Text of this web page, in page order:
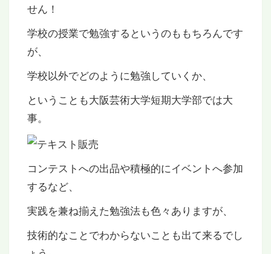
せん！
学校の授業で勉強するというのももちろんです
が、
学校以外でどのように勉強していくか、
ということも大阪芸術大学短期大学部では大
事。
コンテストへの出品や積極的にイベントへ参加
するなど、
実践を兼ね揃えた勉強法も色々ありますが、
技術的なことでわからないことも出て来るでし